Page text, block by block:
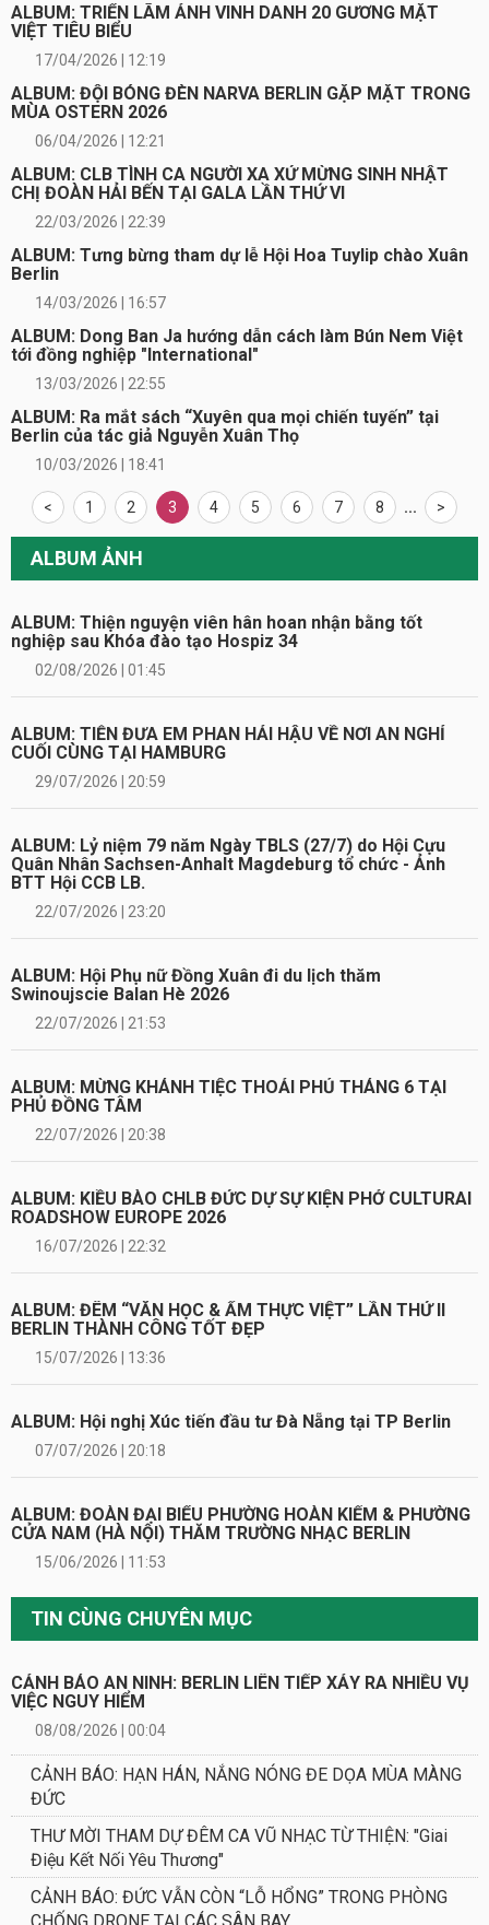
ALBUM: TRIỂN LÃM ẢNH VINH DANH 20 GƯƠNG MẶT
VIỆT TIÊU BIỂU
17/04/2026 | 12:19
ALBUM: ĐỘI BÓNG ĐÈN NARVA BERLIN GẶP MẶT TRONG
MÙA OSTERN 2026
06/04/2026 | 12:21
ALBUM: CLB TÌNH CA NGƯỜI XA XỨ MỪNG SINH NHẬT
CHỊ ĐOÀN HẢI BẾN TẠI GALA LẦN THỨ VI
22/03/2026 | 22:39
ALBUM: Tưng bừng tham dự lễ Hội Hoa Tuylip chào Xuân
Berlin
14/03/2026 | 16:57
ALBUM: Dong Ban Ja hướng dẫn cách làm Bún Nem Việt
tới đồng nghiệp "International"
13/03/2026 | 22:55
ALBUM: Ra mắt sách “Xuyên qua mọi chiến tuyến” tại
Berlin của tác giả Nguyễn Xuân Thọ
10/03/2026 | 18:41
< 1 2 3 4 5 6 7 8 ... >
ALBUM ẢNH
ALBUM: Thiện nguyện viên hân hoan nhận bằng tốt
nghiệp sau Khóa đào tạo Hospiz 34
02/08/2026 | 01:45
ALBUM: TIỄN ĐƯA EM PHAN HẢI HẬU VỀ NƠI AN NGHỈ
CUỐI CÙNG TẠI HAMBURG
29/07/2026 | 20:59
ALBUM: Lỷ niệm 79 năm Ngày TBLS (27/7) do Hội Cựu
Quân Nhân Sachsen-Anhalt Magdeburg tổ chức - Ảnh
BTT Hội CCB LB.
22/07/2026 | 23:20
ALBUM: Hội Phụ nữ Đồng Xuân đi du lịch thăm
Swinoujscie Balan Hè 2026
22/07/2026 | 21:53
ALBUM: MỪNG KHÁNH TIỆC THOẢI PHỦ THÁNG 6 TẠI
PHỦ ĐỒNG TÂM
22/07/2026 | 20:38
ALBUM: KIỀU BÀO CHLB ĐỨC DỰ SỰ KIỆN PHỞ CULTURAI
ROADSHOW EUROPE 2026
16/07/2026 | 22:32
ALBUM: ĐÊM “VĂN HỌC & ẨM THỰC VIỆT” LẦN THỨ II
BERLIN THÀNH CÔNG TỐT ĐẸP
15/07/2026 | 13:36
ALBUM: Hội nghị Xúc tiến đầu tư Đà Nẵng tại TP Berlin
07/07/2026 | 20:18
ALBUM: ĐOÀN ĐẠI BIỂU PHƯỜNG HOÀN KIẾM & PHƯỜNG
CỬA NAM (HÀ NỘI) THĂM TRƯỜNG NHẠC BERLIN
15/06/2026 | 11:53
TIN CÙNG CHUYÊN MỤC
CẢNH BÁO AN NINH: BERLIN LIÊN TIẾP XẢY RA NHIỀU VỤ
VIỆC NGUY HIỂM
08/08/2026 | 00:04
CẢNH BÁO: HẠN HÁN, NẮNG NÓNG ĐE DỌA MÙA MÀNG
ĐỨC
THƯ MỜI THAM DỰ ĐÊM CA VŨ NHẠC TỪ THIỆN: "Giai
Điệu Kết Nối Yêu Thương"
CẢNH BÁO: ĐỨC VẪN CÒN “LỖ HỔNG” TRONG PHÒNG
CHỐNG DRONE TẠI CÁC SÂN BAY